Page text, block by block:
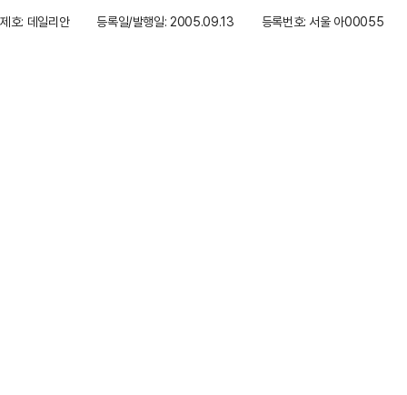
제호: 데일리안
등록일/발행일: 2005.09.13 등록번호: 서울 아00055